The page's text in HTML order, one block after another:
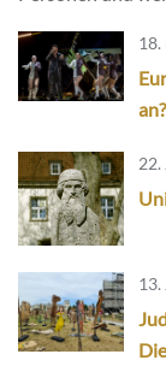
22.
13.